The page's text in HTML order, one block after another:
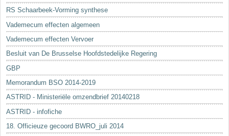
RS Schaarbeek-Vorming synthese
Vademecum effecten algemeen
Vademecum effecten Vervoer
Besluit van De Brusselse Hoofdstedelijke Regering
GBP
Memorandum BSO 2014-2019
ASTRID - Ministeriële omzendbrief 20140218
ASTRID - infofiche
18. Officieuze gecoord BWRO_juli 2014